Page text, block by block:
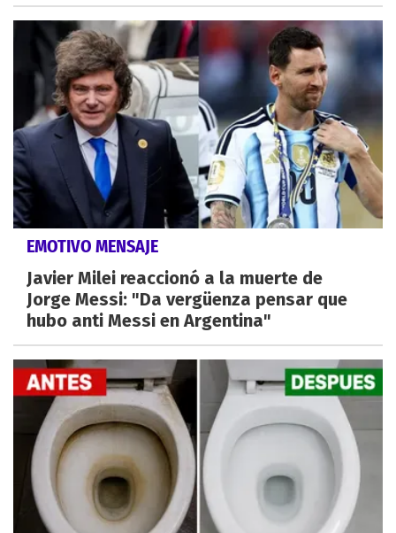
EMOTIVO MENSAJE
Javier Milei reaccionó a la muerte de
Jorge Messi: "Da vergüenza pensar que
hubo anti Messi en Argentina"